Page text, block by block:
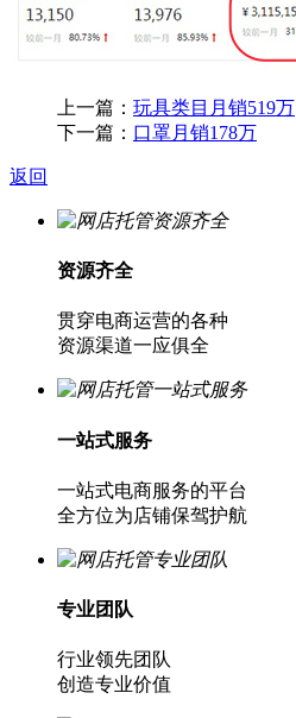
上一篇： 玩具类目月销519万
下一篇： 口罩月销178万
返回
资源齐全
贯穿电商运营的各种
资源渠道一应俱全
一站式服务
一站式电商服务的平台
全方位为店铺保驾护航
专业团队
行业领先团队
创造专业价值